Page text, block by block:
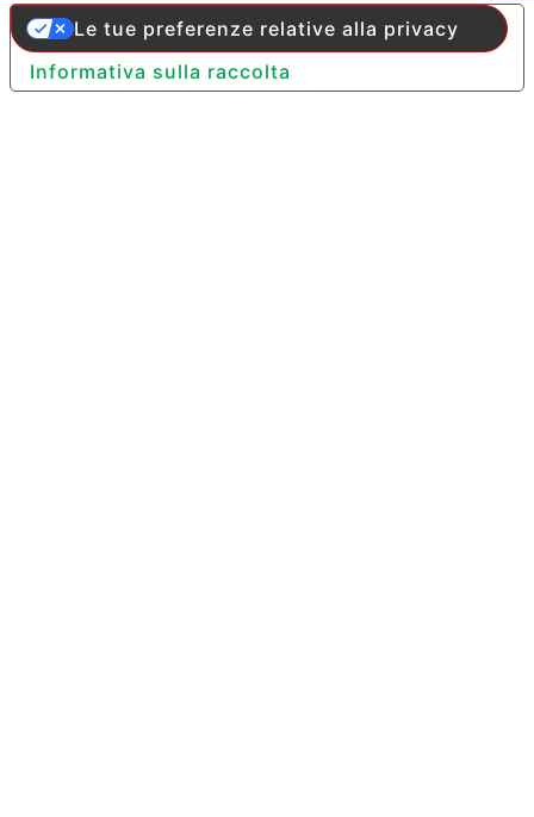
Informativa sulla raccolta
Le tue preferenze relative alla privacy